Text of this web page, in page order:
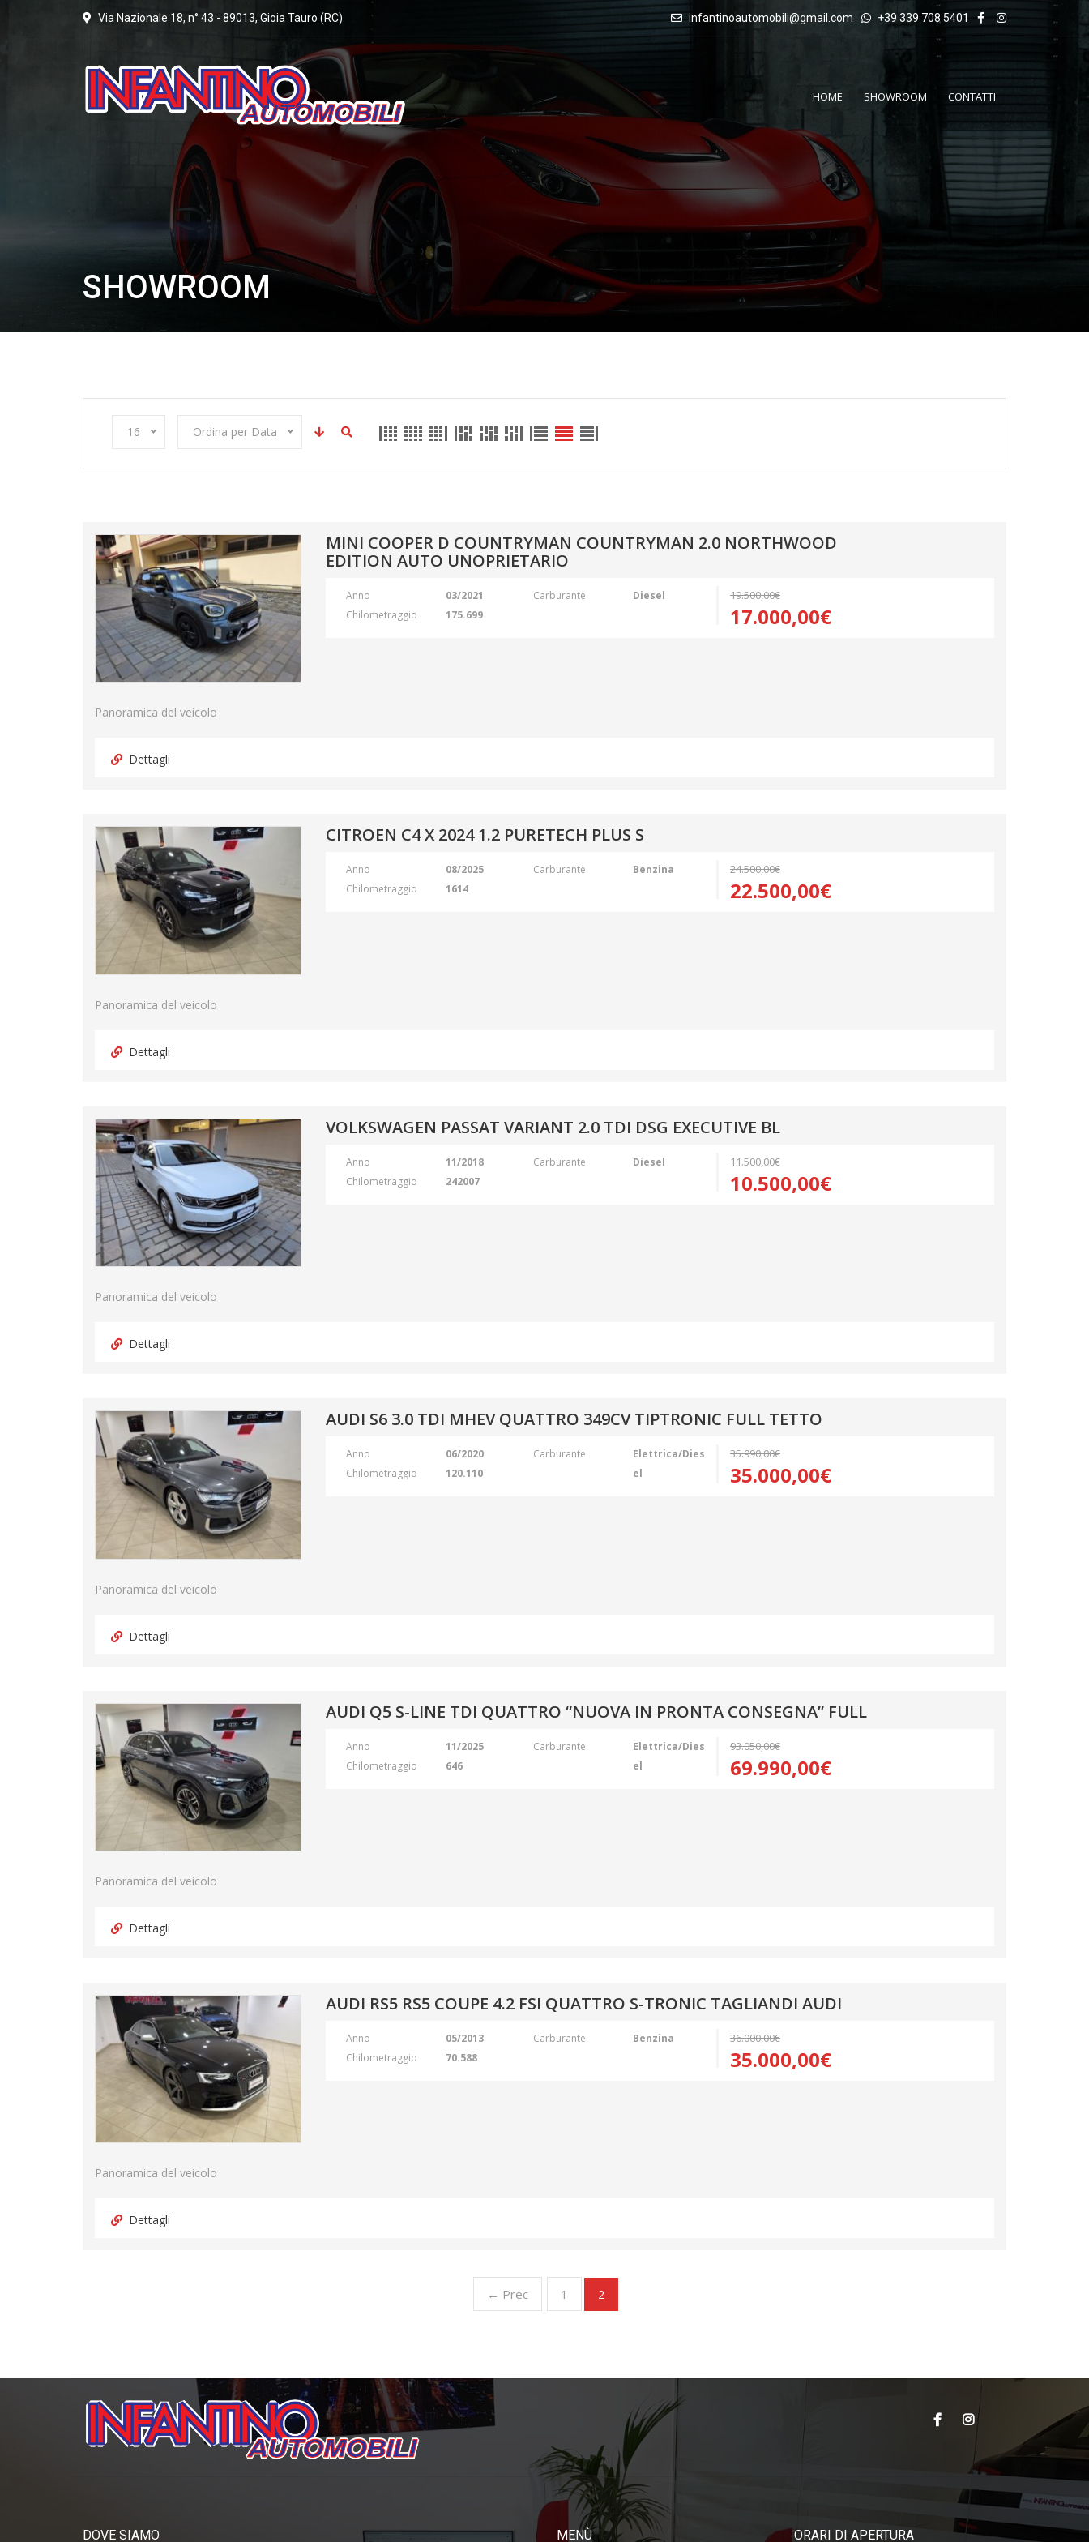
Via Nazionale 18, n° 43 - 89013, Gioia Tauro (RC) infantinoautomobili@gmail.com +39 339 708 5401
HOME SHOWROOM CONTATTI
SHOWROOM
16 Ordina per Data
MINI COOPER D COUNTRYMAN COUNTRYMAN 2.0 NORTHWOOD
EDITION AUTO UNOPRIETARIO
Anno
03/2021
Chilometraggio
175.699
Carburante Diesel 19.500,00€
17.000,00€
Panoramica del veicolo
Dettagli
CITROEN C4 X 2024 1.2 PURETECH PLUS S
Anno
08/2025
Chilometraggio
1614
Carburante Benzina 24.500,00€
22.500,00€
Panoramica del veicolo
Dettagli
VOLKSWAGEN PASSAT VARIANT 2.0 TDI DSG EXECUTIVE BL
Anno
11/2018
Chilometraggio
242007
Carburante Diesel 11.500,00€
10.500,00€
Panoramica del veicolo
Dettagli
AUDI S6 3.0 TDI MHEV QUATTRO 349CV TIPTRONIC FULL TETTO
Anno
06/2020
Chilometraggio
120.110
Carburante
Elettrica/Dies
el
35.990,00€
35.000,00€
Panoramica del veicolo
Dettagli
AUDI Q5 S-LINE TDI QUATTRO “NUOVA IN PRONTA CONSEGNA” FULL
Anno
11/2025
Chilometraggio
646
Carburante
Elettrica/Dies
el
93.050,00€
69.990,00€
Panoramica del veicolo
Dettagli
AUDI RS5 RS5 COUPE 4.2 FSI QUATTRO S-TRONIC TAGLIANDI AUDI
Anno
05/2013
Chilometraggio
70.588
Carburante Benzina 36.000,00€
35.000,00€
Panoramica del veicolo
Dettagli
← Prec 1 2
DOVE SIAMO MENÙ ORARI DI APERTURA